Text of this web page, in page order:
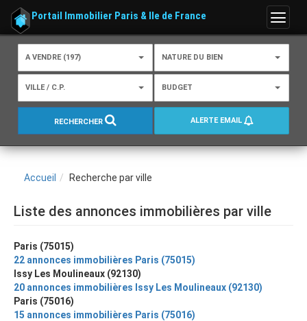
Menu
Portail Immobilier Paris & Ile de France
A VENDRE (197) NATURE DU BIEN
VILLE / C.P. BUDGET
RECHERCHER ALERTE EMAIL
Accueil Recherche par ville
Liste des annonces immobilières par ville
Paris (75015)
22 annonces immobilières Paris (75015)
Issy Les Moulineaux (92130)
20 annonces immobilières Issy Les Moulineaux (92130)
Paris (75016)
15 annonces immobilières Paris (75016)